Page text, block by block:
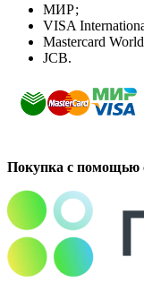
МИР;
VISA
Mastercard
JCB.
Покупка с помощью